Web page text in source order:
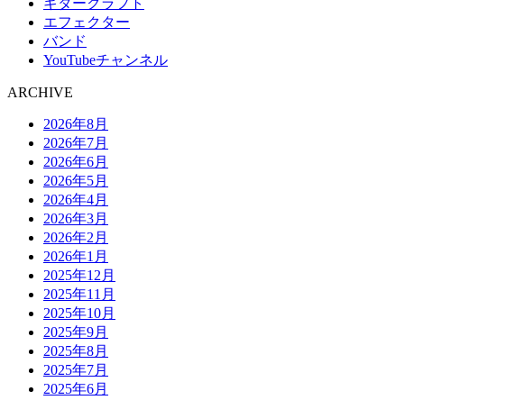
エフェクター
バンド
YouTubeチャンネル
ARCHIVE
2026年8月
2026年7月
2026年6月
2026年5月
2026年4月
2026年3月
2026年2月
2026年1月
2025年12月
2025年11月
2025年10月
2025年9月
2025年8月
2025年7月
2025年6月